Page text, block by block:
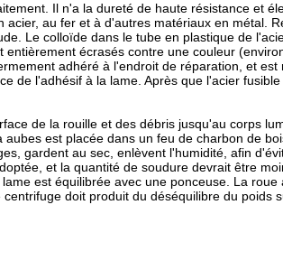
Il n'a la dureté de haute résistance et
au fer et à d'autres matériaux en métal.
Le colloïde dans le tube en plastique de
écrasés contre une couleur
adhéré à l'endroit de réparation, et
l'adhésif à la lame. Après que l'acier
de la rouille et des débris jusqu'au corps
est placée dans un feu de charbon de
gardent au sec, enlèvent l'humidité, afin
et la quantité de soudure devrait être
est équilibrée avec une ponceuse. La
doit produit du déséquilibre du poids